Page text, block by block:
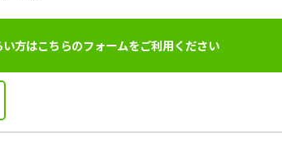
方はこちらのフォームをご利用ください